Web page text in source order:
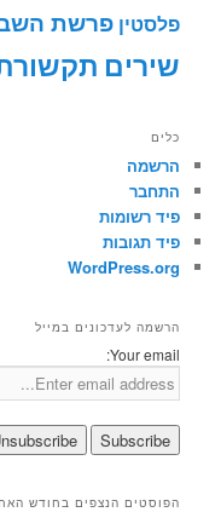
פלסטין פרשת
שירים
כלים
הרשמה
התחבר
פיד רשומות
פיד תגובות
WordPress.org
הרשמה לעדכונים במייל
Your email:
הפוסטים הנצפים בחודש